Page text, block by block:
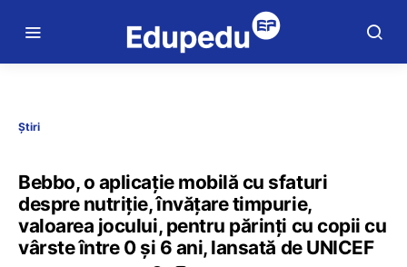
Știri
Bebbo, o aplicație mobilă cu sfaturi
despre nutriție, învățare timpurie,
valoarea jocului, pentru părinți cu copii cu
vârste între 0 și 6 ani, lansată de UNICEF